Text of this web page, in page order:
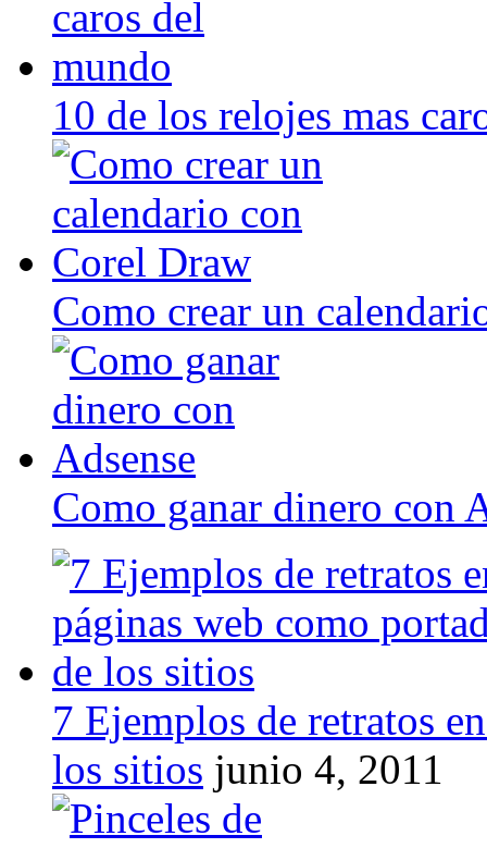
10 de los relojes mas
Como crear un
Como ganar dinero con
7 Ejemplos de retratos
los sitios junio 4, 2011